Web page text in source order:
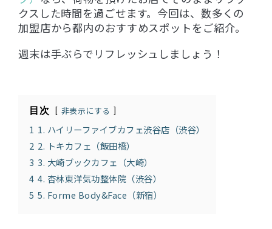
クスした時間を過ごせます。今回は、数多くの
加盟店から都内のおすすめスポットをご紹介。
週末は手ぶらでリフレッシュしましょう！
目次 非表示にする
1 1. ハイリーファイブカフェ渋谷店（渋谷）
2 2. トキカフェ（飯田橋）
3 3. 大崎ブックカフェ（大崎）
4 4. 杏林東洋気功整体院（渋谷）
5 5. Forme Body&Face（新宿）